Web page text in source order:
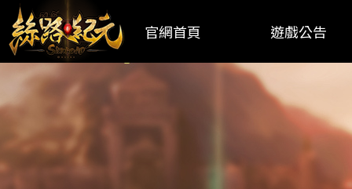
官網首頁 遊戲公告